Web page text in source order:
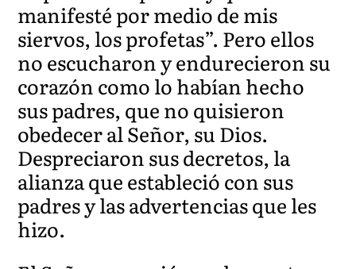
manifesté por medio de mis
siervos, los profetas”. Pero ellos
no escucharon y endurecieron su
corazón como lo habían hecho
sus padres, que no quisieron
obedecer al Señor, su Dios.
Despreciaronsus decretos, la
alianza que estableció con sus
padres y las advertencias que les
hizo.